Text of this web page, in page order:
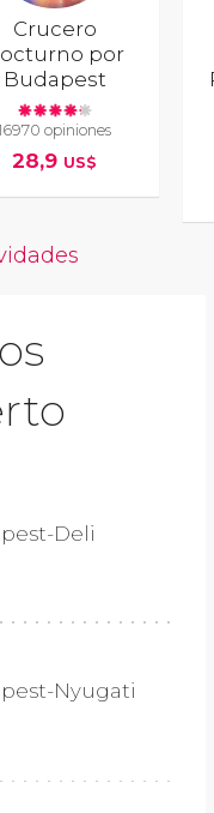
Crucero
por
Budapest
opiniones
28,9 US$
Deli
Nyugati